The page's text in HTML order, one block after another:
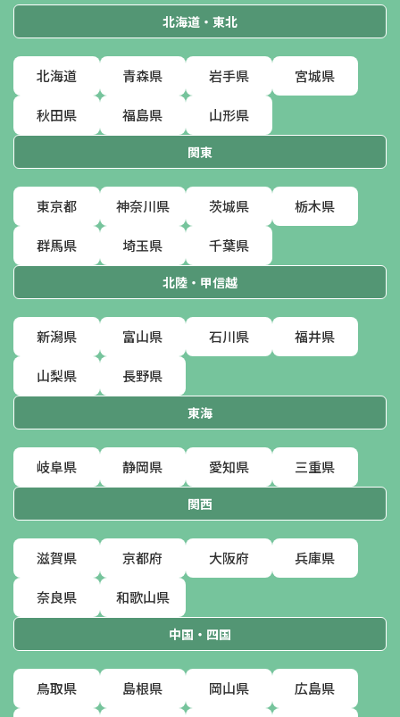
北海道・東北
北海道 青森県 岩手県 宮城県
秋田県 福島県 山形県
関東
東京都 神奈川県 茨城県 栃木県
群馬県 埼玉県 千葉県
北陸・甲信越
新潟県 富山県 石川県 福井県
山梨県 長野県
東海
岐阜県 静岡県 愛知県 三重県
関西
滋賀県 京都府 大阪府 兵庫県
奈良県 和歌山県
中国・四国
鳥取県 島根県 岡山県 広島県